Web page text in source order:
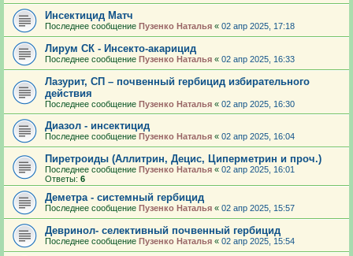
Инсектицид Матч
Последнее сообщение Пузенко Наталья « 02 апр 2025, 17:18
Лирум СК - Инсекто-акарицид
Последнее сообщение Пузенко Наталья « 02 апр 2025, 16:33
Лазурит, СП – почвенный гербицид избирательного
действия
Последнее сообщение Пузенко Наталья « 02 апр 2025, 16:30
Диазол - инсектицид
Последнее сообщение Пузенко Наталья « 02 апр 2025, 16:04
Пиретроиды (Аллитрин, Децис, Циперметрин и проч.)
Последнее сообщение Пузенко Наталья « 02 апр 2025, 16:01
Ответы: 6
Деметра - системный гербицид
Последнее сообщение Пузенко Наталья « 02 апр 2025, 15:57
Девринол- селективный почвенный гербицид
Последнее сообщение Пузенко Наталья « 02 апр 2025, 15:54